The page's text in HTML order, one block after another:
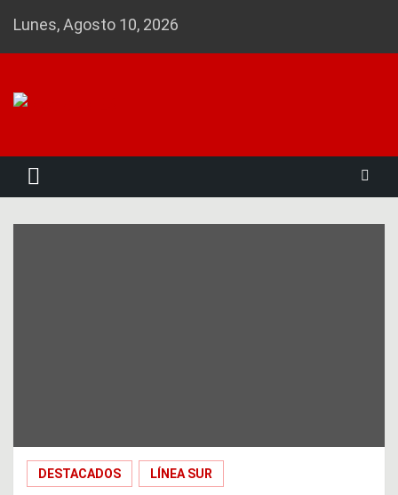
Lunes, Agosto 10, 2026
DESTACADOS LÍNEA SUR